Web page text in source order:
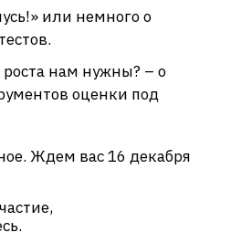
или немного о
нам нужны? – о
оценки под
Ждем вас 16 декабря